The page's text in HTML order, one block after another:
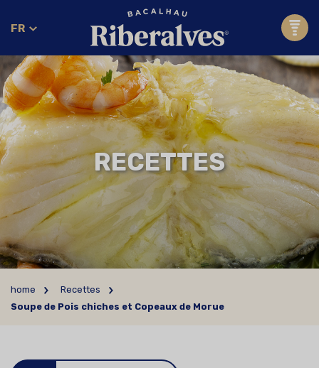
FR
RECETTES
home
Recettes
Soupe de Pois chiches et Copeaux de Morue